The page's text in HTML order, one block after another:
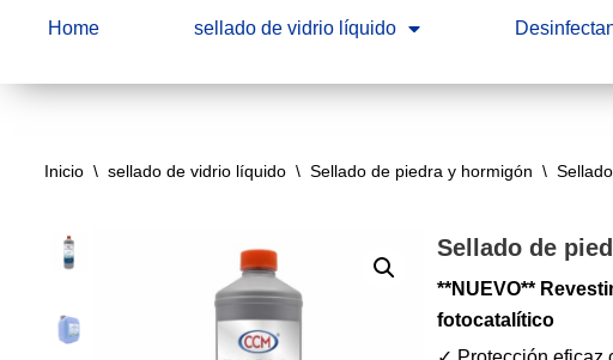
Home sellado de vidrio líquido
Inicio \ sellado de vidrio líquido \ Sellado de piedra y hormigón \
Sellado de
**NUEVO**
fotocatalítico